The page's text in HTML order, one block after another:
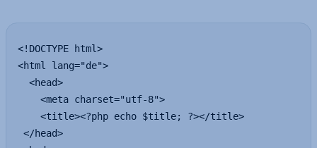
<!DOCTYPE html>
<html lang="de">
  <head>
    <meta charset="utf-8">
    <title><?php echo $title; ?></title>
</head>